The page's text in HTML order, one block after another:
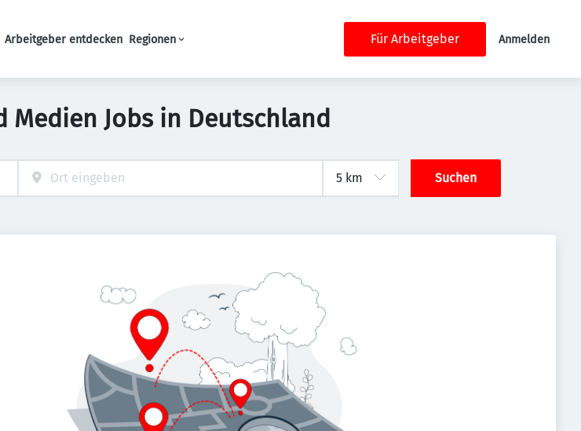
Haupt-Navigation
Arbeitgeber entdecken Regionen Für Arbeitgeber Anmelden
Medien Jobs in Deutschland
Suchen